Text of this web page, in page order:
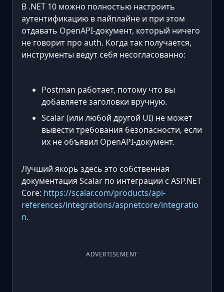
В .NET 10 можно полностью настроить
аутентификацию в пайплайне и при этом
отдавать OpenAPI-документ, который ничего
не говорит про auth. Когда так получается,
инструменты ведут себя несогласованно:
Postman работает, потому что вы
добавляете заголовки вручную.
Scalar (или любой другой UI) не может
вывести требования безопасности, если
их не объявил OpenAPI-документ.
Лучший якорь здесь это собственная
документация Scalar по интеграции с ASP.NET
Core: https://scalar.com/products/api-
references/integrations/aspnetcore/integratio
n.
ADVERTISEMENT